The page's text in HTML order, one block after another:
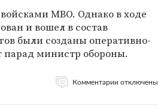
МВО. Однако в ходе
и вошел в состав
были созданы оперативно-
парад министр обороны.
Комментарии отключены